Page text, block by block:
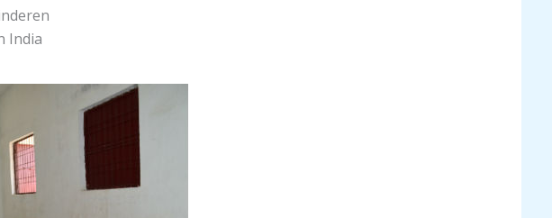
India